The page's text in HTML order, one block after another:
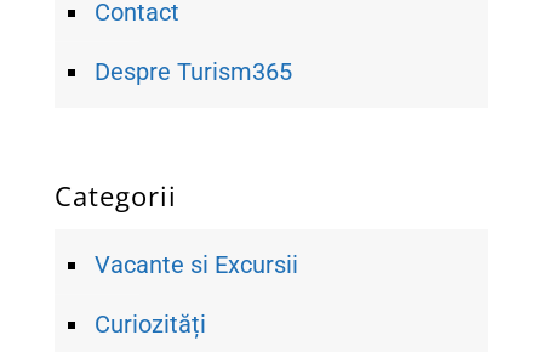
Contact
Despre Turism365
Categorii
Vacante si Excursii
Curiozități